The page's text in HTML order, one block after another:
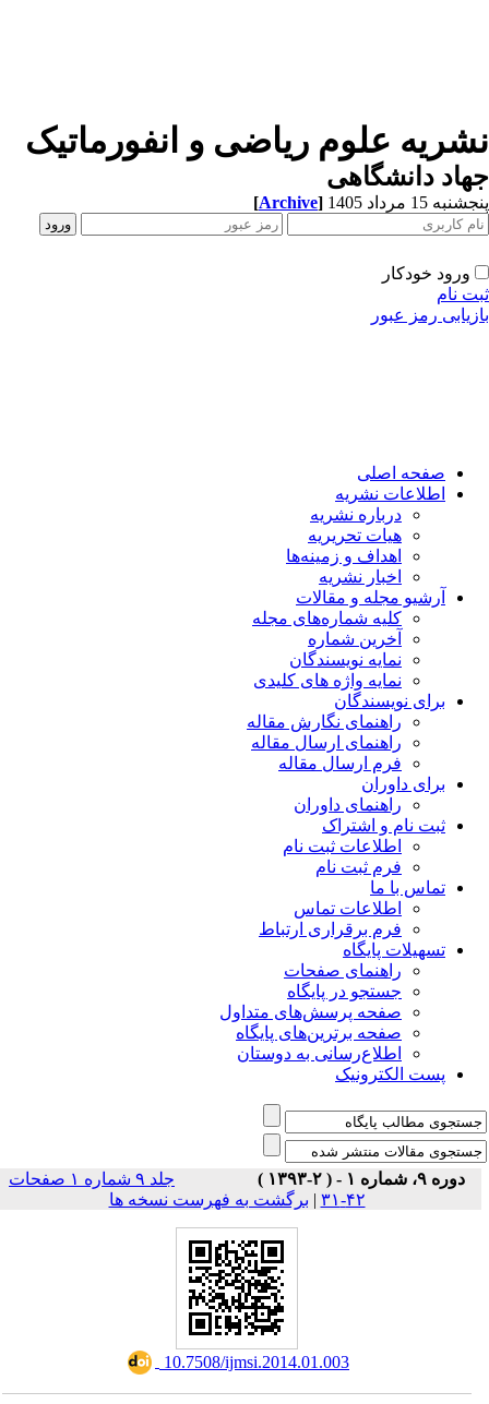
علوم ریاضی و انفورماتیک
دانشگاهی
15 مرداد 1405 [Archive]
ورود خودکار
نام
رمز عبور
صفحه اصلی
اطلاعات نشریه
درباره نشریه
هیات تحریریه
اهداف و زمینه‌ها
اخبار نشریه
آرشیو مجله و مقالات
کلیه شماره‌های مجله
آخرین شماره
نمایه نویسندگان
نمایه واژه های کلیدی
برای نویسندگان
راهنمای نگارش مقاله
راهنمای ارسال مقاله
فرم ارسال مقاله
برای داوران
راهنمای داوران
ثبت نام و اشتراک
اطلاعات ثبت نام
فرم ثبت نام
تماس با ما
اطلاعات تماس
فرم برقراری ارتباط
تسهیلات پایگاه
راهنمای صفحات
جستجو در پایگاه
صفحه پرسش‌های متداول
صفحه برترین‌های پایگاه
اطلاع‌رسانی به دوستان
پست الکترونیک
دوره ۹، شماره ۱ - ( ۲-۱۳۹۳ )
جلد ۹ شماره ۱ صفحات
۴۲-۳۱
|برگشت به فهرست نسخه ها
‎ 10.7508/ijmsi.2014.01.003